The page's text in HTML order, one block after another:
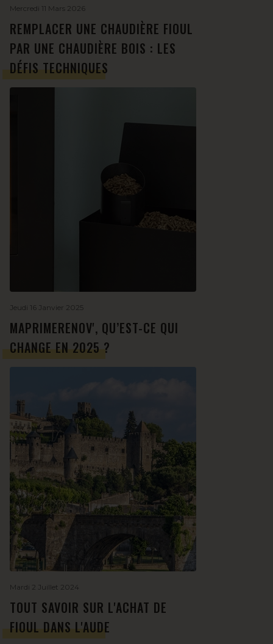
Mercredi 11 Mars 2026
REMPLACER UNE CHAUDIÈRE FIOUL
PAR UNE CHAUDIÈRE BOIS : LES
DÉFIS TECHNIQUES
Jeudi 16 Janvier 2025
MAPRIMERENOV', QU’EST-CE QUI
CHANGE EN 2025 ?
Mardi 2 Juillet 2024
TOUT SAVOIR SUR L'ACHAT DE
FIOUL DANS L'AUDE